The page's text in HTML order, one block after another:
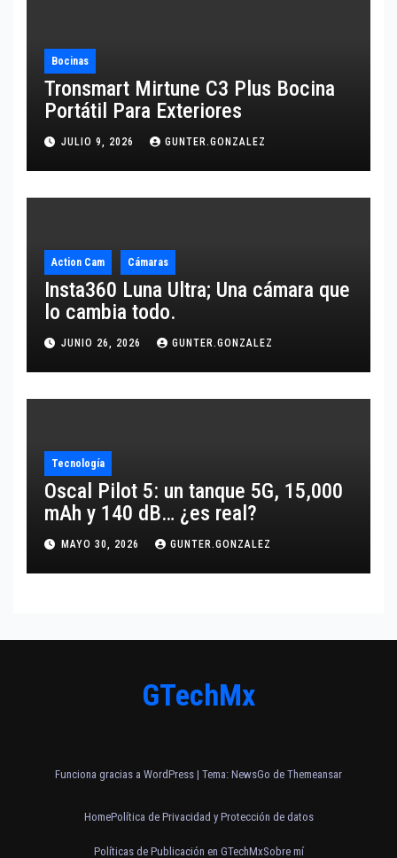
Bocinas
Tronsmart Mirtune C3 Plus Bocina
Portátil Para Exteriores
JULIO 9, 2026 GUNTER.GONZALEZ
Action Cam Cámaras
Insta360 Luna Ultra; Una cámara que
lo cambia todo.
JUNIO 26, 2026 GUNTER.GONZALEZ
Tecnología
Oscal Pilot 5: un tanque 5G, 15,000
mAh y 140 dB… ¿es real?
MAYO 30, 2026 GUNTER.GONZALEZ
GTechMx
Funciona gracias a WordPress | Tema: NewsGo de Themeansar
HomePolítica de Privacidad y Protección de datos
Políticas de Publicación en GTechMxSobre mí